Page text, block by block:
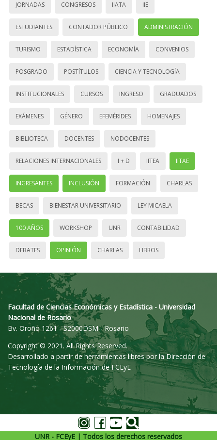
JORNADAS CONGRESOS IIATA IIE
ESTUDIANTES CONTADOR PÚBLICO ADMINISTRACIÓN
TURISMO ESTADÍSTICA ECONOMÍA CONVENIOS
POSGRADO POSTÍTULOS CIENCIA Y TECNOLOGÍA
INSTITUCIONALES CURSOS INGRESO GRADUADOS
EXÁMENES GÉNERO EFEMÉRIDES HOMENAJES
BIBLIOTECA DOCENTES NODOCENTES
RELACIONES INTERNACIONALES I + D IITEA IITAE
INGRESANTES INCLUSIÓN FORMACIÓN CHARLAS
BECAS BIENESTAR UNIVERSITARIO LEY MICAELA
100 AÑOS WORKSHOP UNR CONTABILIDAD
DEBATES OPINIÓN CHARLAS LIBROS
Facultad de Ciencias Económicas y Estadística - Universidad
Nacional de Rosario
Bv. Oroño 1261 - S2000DSM - Rosario
Copyright © 2021. All Rights Reserved.
Desarrollado a partir de herramientas libres por la Dirección de
Tecnología de la Información de FCEyE
UNR - FCEyE | Todos los derechos reservados